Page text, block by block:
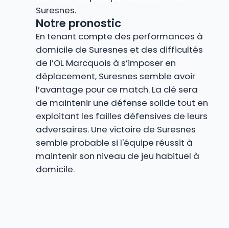
Suresnes.
Notre pronostic
En tenant compte des performances à
domicile de Suresnes et des difficultés
de l’OL Marcquois à s’imposer en
déplacement, Suresnes semble avoir
l’avantage pour ce match. La clé sera
de maintenir une défense solide tout en
exploitant les failles défensives de leurs
adversaires. Une victoire de Suresnes
semble probable si l'équipe réussit à
maintenir son niveau de jeu habituel à
domicile.